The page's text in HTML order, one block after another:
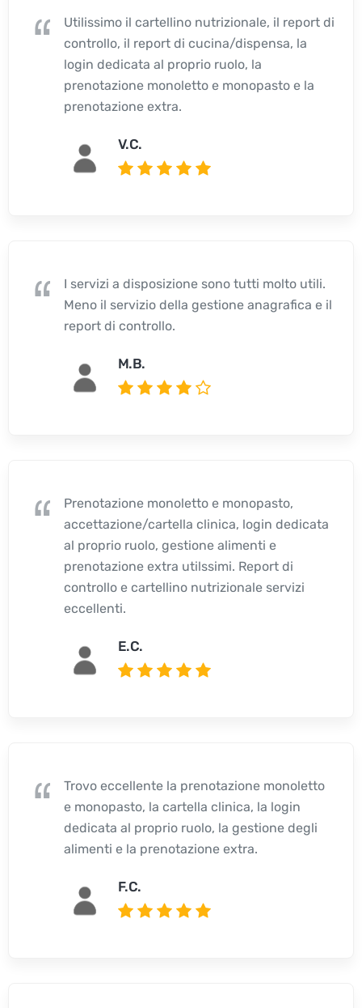
Utilissimo il cartellino nutrizionale, il report di
controllo, il report di cucina/dispensa, la
login dedicata al proprio ruolo, la
prenotazione monoletto e monopasto e la
prenotazione extra.
V.C.
I servizi a disposizione sono tutti molto utili.
Meno il servizio della gestione anagrafica e il
report di controllo.
M.B.
Prenotazione monoletto e monopasto,
accettazione/cartella clinica, login dedicata
al proprio ruolo, gestione alimenti e
prenotazione extra utilssimi. Report di
controllo e cartellino nutrizionale servizi
eccellenti.
E.C.
Trovo eccellente la prenotazione monoletto
e monopasto, la cartella clinica, la login
dedicata al proprio ruolo, la gestione degli
alimenti e la prenotazione extra.
F.C.